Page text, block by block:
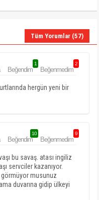
Tüm Yorumlar (57)
Beğendim
1
Beğenmedim
2
hergün yeni bir
Beğendim
10
Beğenmedim
9
bu savaş. atası ingiliz
servciler kazanıyor.
musunuz
duvarına gidip ülkeyi